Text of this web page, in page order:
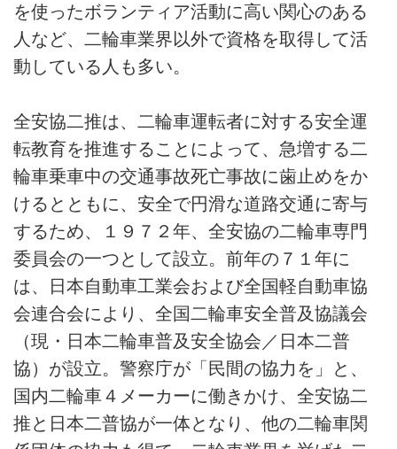
を使ったボランティア活動に高い関心のある
人など、二輪車業界以外で資格を取得して活
動している人も多い。
全安協二推は、二輪車運転者に対する安全運
転教育を推進することによって、急増する二
輪車乗車中の交通事故死亡事故に歯止めをか
けるとともに、安全で円滑な道路交通に寄与
するため、１９７２年、全安協の二輪車専門
委員会の一つとして設立。前年の７１年に
は、日本自動車工業会および全国軽自動車協
会連合会により、全国二輪車安全普及協議会
（現・日本二輪車普及安全協会／日本二普
協）が設立。警察庁が「民間の協力を」と、
国内二輪車４メーカーに働きかけ、全安協二
推と日本二普協が一体となり、他の二輪車関